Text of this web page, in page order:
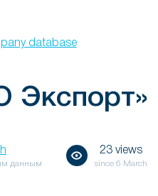
database
данным
23 views
since 6 March